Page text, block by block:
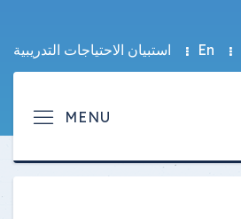
En استبيان الاحتياجات التدريبية